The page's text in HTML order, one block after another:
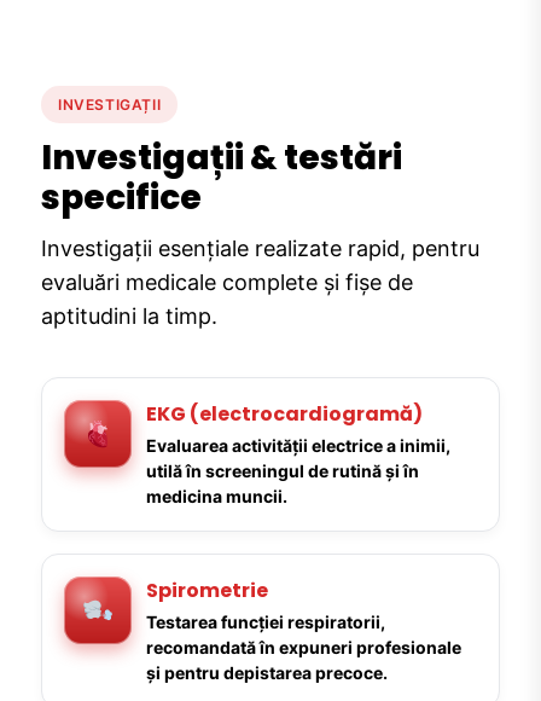
INVESTIGAȚII
Investigații & testări
specifice
Investigații esențiale realizate rapid, pentru
evaluări medicale complete și fișe de
aptitudini la timp.
EKG (electrocardiogramă)
Evaluarea activității electrice a inimii,
utilă în screeningul de rutină și în
medicina muncii.
Spirometrie
Testarea funcției respiratorii,
recomandată în expuneri profesionale
și pentru depistarea precoce.